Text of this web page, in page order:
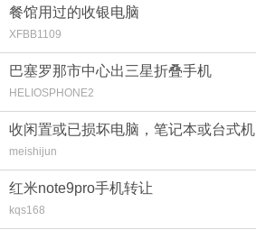
餐馆用过的收银电脑
XFBB1109
巴塞罗那市中心出三星折叠手机
HELIOSPHONE2
收闲置或已损坏电脑，笔记本或台式机
meishijun
红米note9pro手机转让
kqs168